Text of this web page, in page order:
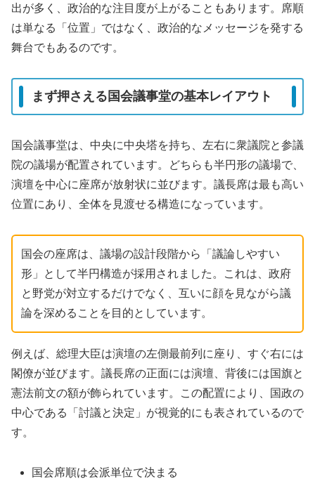
出が多く、政治的な注目度が上がることもあります。席順
は単なる「位置」ではなく、政治的なメッセージを発する
舞台でもあるのです。
まず押さえる国会議事堂の基本レイアウト
国会議事堂は、中央に中央塔を持ち、左右に衆議院と参議
院の議場が配置されています。どちらも半円形の議場で、
演壇を中心に座席が放射状に並びます。議長席は最も高い
位置にあり、全体を見渡せる構造になっています。
国会の座席は、議場の設計段階から「議論しやすい
形」として半円構造が採用されました。これは、政府
と野党が対立するだけでなく、互いに顔を見ながら議
論を深めることを目的としています。
例えば、総理大臣は演壇の左側最前列に座り、すぐ右には
閣僚が並びます。議長席の正面には演壇、背後には国旗と
憲法前文の額が飾られています。この配置により、国政の
中心である「討議と決定」が視覚的にも表されているので
す。
国会席順は会派単位で決まる